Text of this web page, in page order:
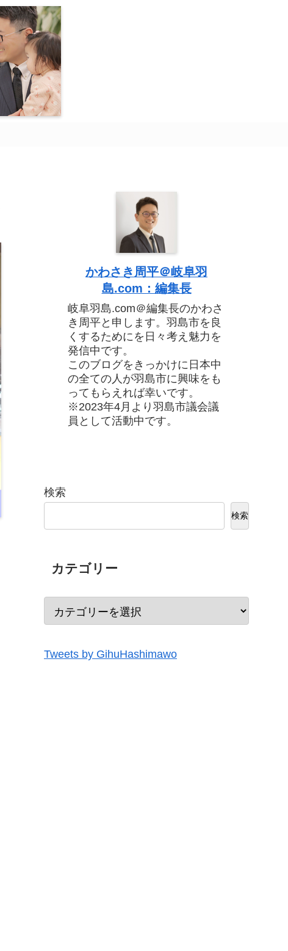
かわさき周平＠岐阜羽
島.com：編集長
岐阜羽島.com＠編集長のかわさ
き周平と申します。羽島市を良
くするためにを日々考え魅力を
発信中です。
このブログをきっかけに日本中
の全ての人が羽島市に興味をも
ってもらえれば幸いです。
※2023年4月より羽島市議会議
員として活動中です。
検索
検索
カテゴリー
Tweets by GihuHashimawo